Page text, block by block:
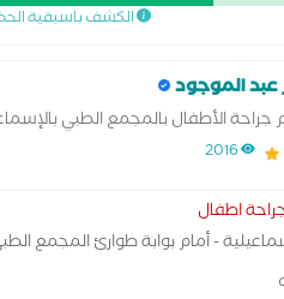
الكشف باسبقية
عبد الموجود
الأطفال بالمجمع الطبي
قناة السويس.
2016
اطفال
- أمام بوابة طوارئ المجمع